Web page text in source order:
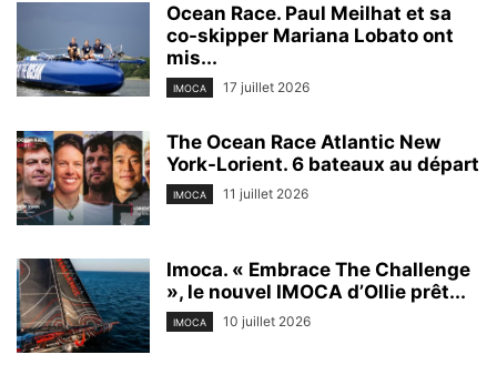
Ocean Race. Paul Meilhat et sa
co-skipper Mariana Lobato ont
mis...
IMOCA 17 juillet 2026
The Ocean Race Atlantic New
York-Lorient. 6 bateaux au départ
IMOCA 11 juillet 2026
Imoca. « Embrace The Challenge
», le nouvel IMOCA d’Ollie prêt...
IMOCA 10 juillet 2026